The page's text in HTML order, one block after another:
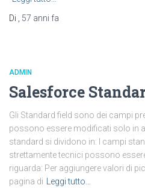
Di
57 anni fa
ADMIN
Salesforce
Gli Standard field sono dei campi
possono essere modificati solo in
standard si dividono in: I campi
strettamente tecnici possono
riguarda: Per aggiungere valori di
pagina di
Leggi tutto…